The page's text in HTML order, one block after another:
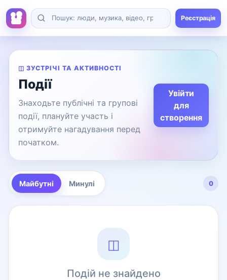
Реєстрація
◫ ЗУСТРІЧІ ТА АКТИВНОСТІ
Події
Знаходьте публічні та групові
події, плануйте участь і
отримуйте нагадування перед
початком.
Увійти
для
створення
Майбутні Минулі 0
◫
Подій не знайдено